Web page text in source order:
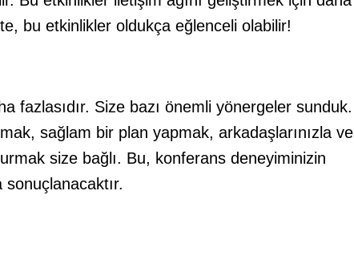
bu etkinlikler oldukça eğlenceli olabilir!
fazlasıdır. Size bazı önemli yönergeler sunduk.
sağlam bir plan yapmak, arkadaşlarınızla ve
size bağlı. Bu, konferans deneyiminizin
sonuçlanacaktır.